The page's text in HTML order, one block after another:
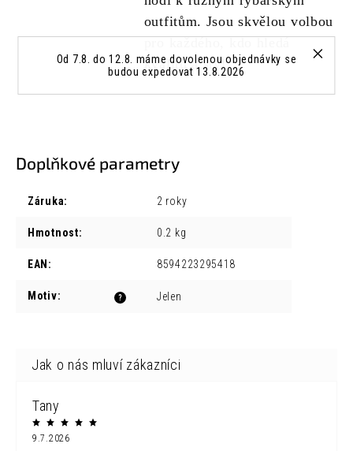
Od 7.8. do 12.8. máme dovolenou objednávky se
budou expedovat 13.8.2026
outfitům. Jsou skvělou volbou
kvalitu a styl.
Doplňkové parametry
Záruka: 2 roky
Hmotnost: 0.2 kg
EAN : 8594223295418
?
Motiv: Jelen
Tany
9.7.2026